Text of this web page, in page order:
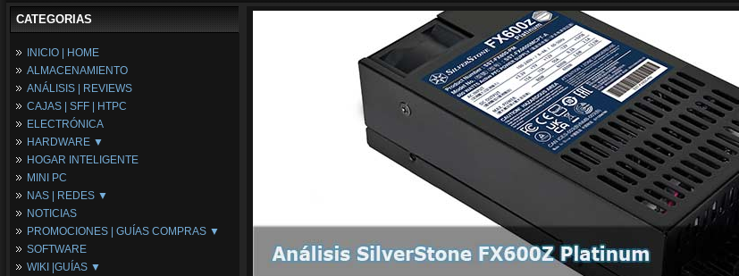
CATEGORIAS
INICIO | HOME
ALMACENAMIENTO
ANÁLISIS | REVIEWS
CAJAS | SFF | HTPC
ELECTRÓNICA
HARDWARE ▼
Fuentes de Alimentación
Memória RAM
Placas Base
Procesadores
Periféricos
Refrigeración
Tarjetas Gráficas
HOGAR INTELIGENTE
MINI PC
NAS | REDES ▼
NAS
Espacio Synology
Redes
NOTICIAS
PROMOCIONES | GUÍAS COMPRAS ▼
Configuraciones Ordenadores
Guías de Compras
SOFTWARE
WIKI |GUÍAS ▼